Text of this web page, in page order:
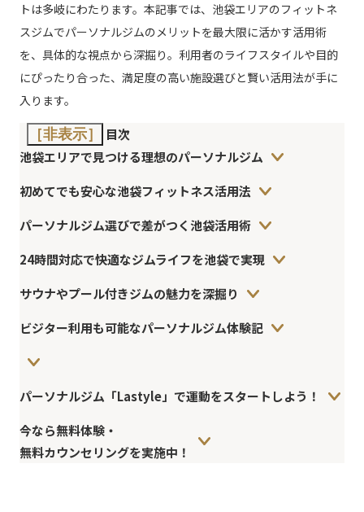
トは多岐にわたります。本記事では、池袋エリアのフィットネ
スジムでパーソナルジムのメリットを最大限に活かす活用術
を、具体的な視点から深掘り。利用者のライフスタイルや目的
にぴったり合った、満足度の高い施設選びと賢い活用法が手に
入ります。
［非表示］
目次
池袋エリアで見つける理想のパーソナルジム
初めてでも安心な池袋フィットネス活用法
パーソナルジム選びで差がつく池袋活用術
24時間対応で快適なジムライフを池袋で実現
サウナやプール付きジムの魅力を深掘り
ビジター利用も可能なパーソナルジム体験記
パーソナルジム「Lastyle」で運動をスタートしよう！
今なら無料体験・
無料カウンセリングを実施中！